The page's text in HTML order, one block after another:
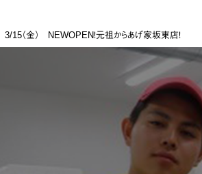
3/15（金） NEWOPEN！元祖からあげ家坂東店！